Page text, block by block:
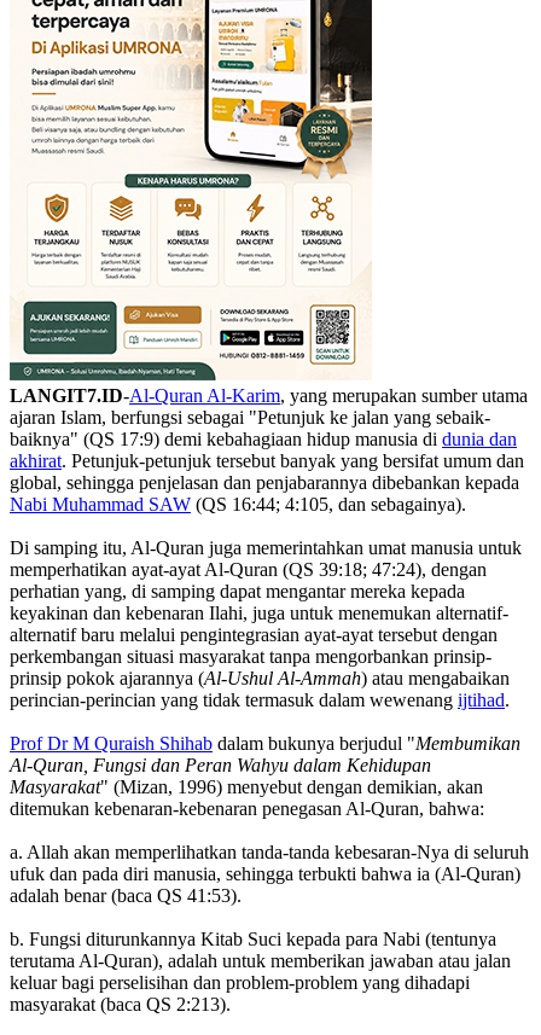
LANGIT7.ID-Al-Quran Al-Karim, yang merupakan sumber utama
ajaran Islam, berfungsi sebagai "Petunjuk ke jalan yang sebaik-
baiknya" (QS 17:9) demi kebahagiaan hidup manusia di dunia dan
akhirat. Petunjuk-petunjuk tersebut banyak yang bersifat umum dan
global, sehingga penjelasan dan penjabarannya dibebankan kepada
Nabi Muhammad SAW (QS 16:44; 4:105, dan sebagainya).
Di samping itu, Al-Quran juga memerintahkan umat manusia untuk
memperhatikan ayat-ayat Al-Quran (QS 39:18; 47:24), dengan
perhatian yang, di samping dapat mengantar mereka kepada
keyakinan dan kebenaran Ilahi, juga untuk menemukan alternatif-
alternatif baru melalui pengintegrasian ayat-ayat tersebut dengan
perkembangan situasi masyarakat tanpa mengorbankan prinsip-
prinsip pokok ajarannya (Al-Ushul Al-Ammah) atau mengabaikan
perincian-perincian yang tidak termasuk dalam wewenang ijtihad.
Prof Dr M Quraish Shihab dalam bukunya berjudul "Membumikan
Al-Quran, Fungsi dan Peran Wahyu dalam Kehidupan
Masyarakat" (Mizan, 1996) menyebut dengan demikian, akan
ditemukan kebenaran-kebenaran penegasan Al-Quran, bahwa:
a. Allah akan memperlihatkan tanda-tanda kebesaran-Nya di seluruh
ufuk dan pada diri manusia, sehingga terbukti bahwa ia (Al-Quran)
adalah benar (baca QS 41:53).
b. Fungsi diturunkannya Kitab Suci kepada para Nabi (tentunya
terutama Al-Quran), adalah untuk memberikan jawaban atau jalan
keluar bagi perselisihan dan problem-problem yang dihadapi
masyarakat (baca QS 2:213).